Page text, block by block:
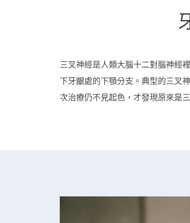
三叉神經是人類大腦十二對腦神經
下牙齦處的下顎分支。典型的三叉
次治療仍不見起色，才發現原來是